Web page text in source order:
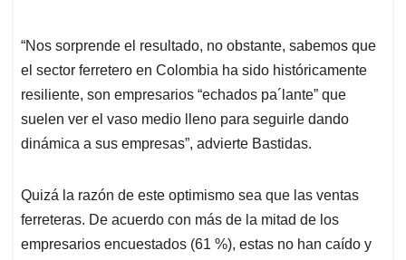
“Nos sorprende el resultado, no obstante, sabemos que
el sector ferretero en Colombia ha sido históricamente
resiliente, son empresarios “echados pa´lante” que
suelen ver el vaso medio lleno para seguirle dando
dinámica a sus empresas”, advierte Bastidas.
Quizá la razón de este optimismo sea que las ventas
ferreteras. De acuerdo con más de la mitad de los
empresarios encuestados (61 %), estas no han caído y